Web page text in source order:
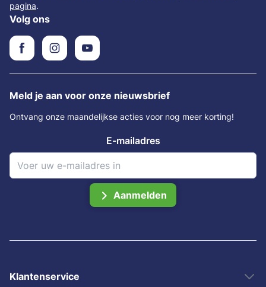
pagina.
Volg ons
Meld je aan voor onze nieuwsbrief
Ontvang onze maandelijkse acties voor nog meer korting!
E-mailadres
Aanmelden
Klantenservice